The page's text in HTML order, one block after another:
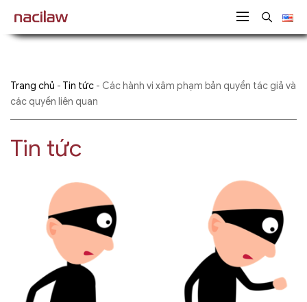
Trang chủ - Tin tức - Các hành vi xâm phạm bản quyền tác giả và
các quyền liên quan
Tin tức